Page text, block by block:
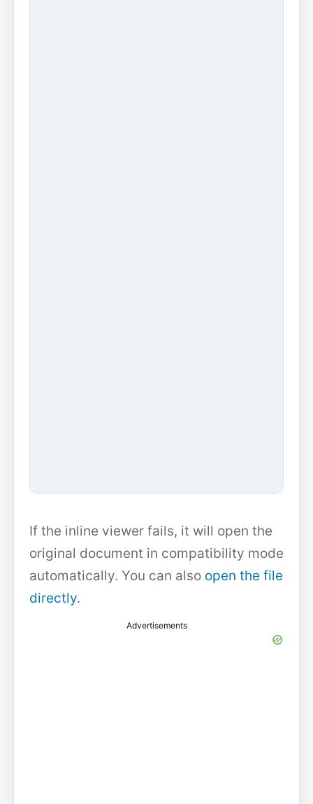
If the inline viewer fails, it will open the
original document in compatibility mode
automatically. You can also open the file
directly.
Advertisements